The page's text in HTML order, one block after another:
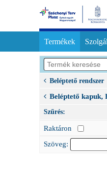
Termékek
Beléptető rendszer
Beléptető kapuk,
Szűrés:
Raktáron
Szöveg: